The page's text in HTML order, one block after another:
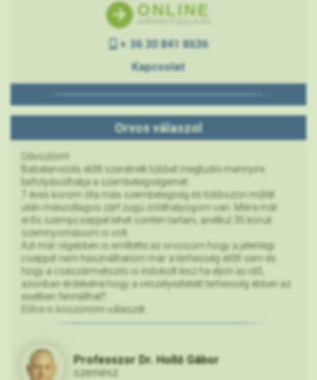
ONLINE
+ 36 30 841 8636
Kapcsolat
Orvos válaszol
Üdvözlöm!
Babatervezés előtt szeretnék többet megtudni mennyire
befolyásolhatja a szembetegségemet.
7 éves korom óta más szembetegség és többszöri műtét
után másodlagos zárt zugú zöldhalyogom van. Mára már
erős szempcseppel lehet szinten tartani, anélkül 35 körüli
szemnyomásom is volt.
Azt már régebben is említette az orvosom hogy a jelenlegi
cseppet nem használhatom már a terhesség előtt sem és
hogy a császármetszés is indokolt lesz ha eljön az idő,
azonban érdekelne hogy a veszélyeztetett terhesség ebben az
esetben fennállhat?
Előre is köszönöm válaszát.
Professzor Dr. Holló Gábor
szemész